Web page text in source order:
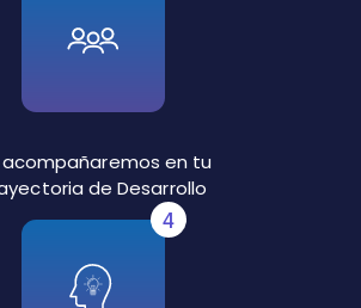
acompañaremos en tu
de Desarrollo
4